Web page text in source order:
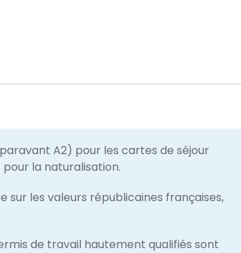
A2) pour les cartes de séjour
pour la naturalisation.
sur les valeurs républicaines françaises,
de travail hautement qualifiés sont